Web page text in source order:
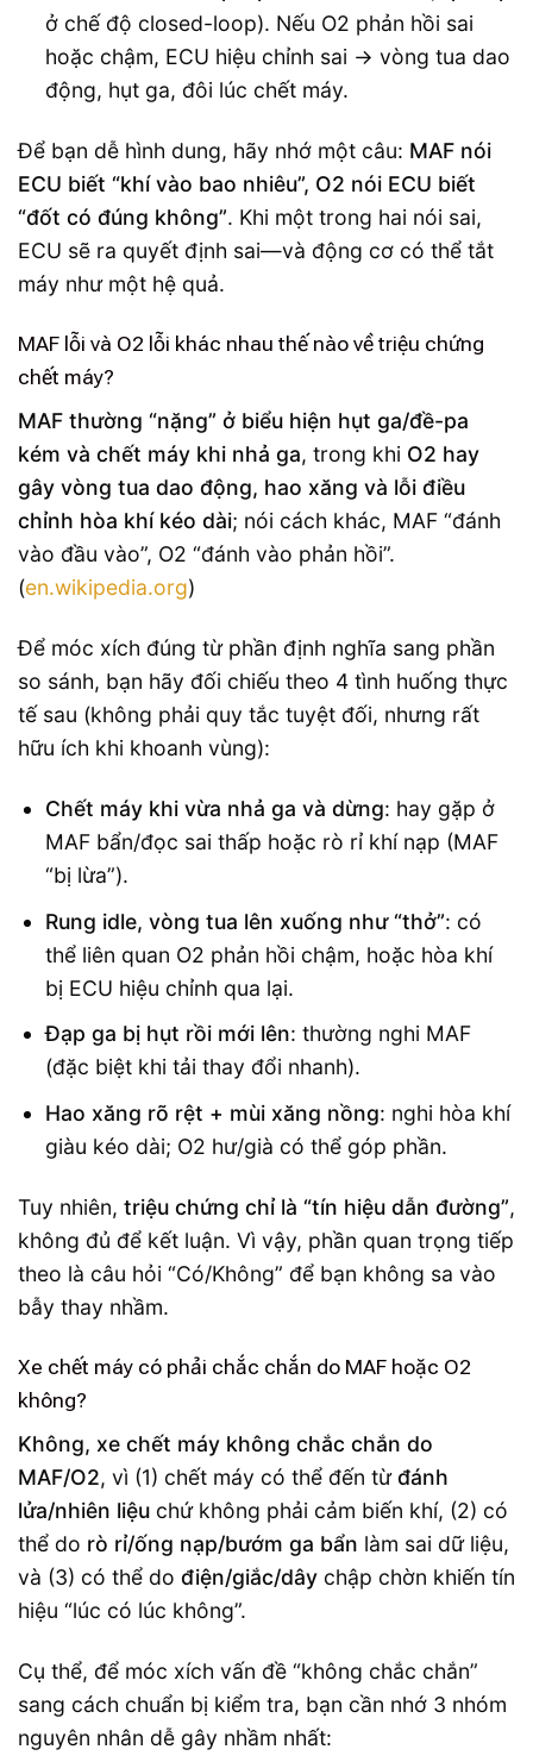
ở chế độ closed-loop). Nếu O2 phản hồi sai
hoặc chậm, ECU hiệu chỉnh sai → vòng tua dao
động, hụt ga, đôi lúc chết máy.
Để bạn dễ hình dung, hãy nhớ một câu: MAF nói
ECU biết “khí vào bao nhiêu”, O2 nói ECU biết
“đốt có đúng không”. Khi một trong hai nói sai,
ECU sẽ ra quyết định sai—và động cơ có thể tắt
máy như một hệ quả.
MAF lỗi và O2 lỗi khác nhau thế nào về triệu chứng
chết máy?
MAF thường “nặng” ở biểu hiện hụt ga/đề-pa
kém và chết máy khi nhả ga, trong khi O2 hay
gây vòng tua dao động, hao xăng và lỗi điều
chỉnh hòa khí kéo dài; nói cách khác, MAF “đánh
vào đầu vào”, O2 “đánh vào phản hồi”.
(en.wikipedia.org)
Để móc xích đúng từ phần định nghĩa sang phần
so sánh, bạn hãy đối chiếu theo 4 tình huống thực
tế sau (không phải quy tắc tuyệt đối, nhưng rất
hữu ích khi khoanh vùng):
Chết máy khi vừa nhả ga và dừng: hay gặp ở
MAF bẩn/đọc sai thấp hoặc rò rỉ khí nạp (MAF
“bị lừa”).
Rung idle, vòng tua lên xuống như “thở”: có
thể liên quan O2 phản hồi chậm, hoặc hòa khí
bị ECU hiệu chỉnh qua lại.
Đạp ga bị hụt rồi mới lên: thường nghi MAF
(đặc biệt khi tải thay đổi nhanh).
Hao xăng rõ rệt + mùi xăng nồng: nghi hòa khí
giàu kéo dài; O2 hư/già có thể góp phần.
Tuy nhiên, triệu chứng chỉ là “tín hiệu dẫn đường”,
không đủ để kết luận. Vì vậy, phần quan trọng tiếp
theo là câu hỏi “Có/Không” để bạn không sa vào
bẫy thay nhầm.
Xe chết máy có phải chắc chắn do MAF hoặc O2
không?
Không, xe chết máy không chắc chắn do
MAF/O2, vì (1) chết máy có thể đến từđánh
lửa/nhiên liệu chứ không phải cảm biến khí, (2) có
thể do rò rỉ/ống nạp/bướm ga bẩn làm sai dữ liệu,
và (3) có thể do điện/giắc/dây chập chờn khiến tín
hiệu “lúc có lúc không”.
Cụ thể, để móc xích vấn đề “không chắc chắn”
sang cách chuẩn bị kiểm tra, bạn cần nhớ 3 nhóm
nguyên nhân dễ gây nhầm nhất: